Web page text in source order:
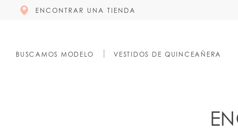
ENCONTRAR UNA TIENDA
BUSCAMOS MODELO VESTIDOS DE QUINCEAÑERA